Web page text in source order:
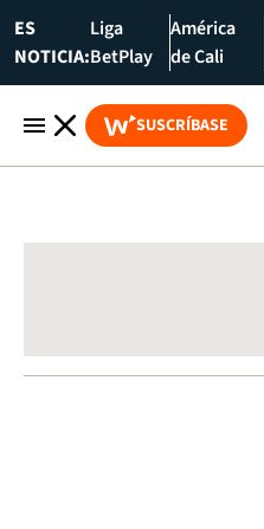
ES
NOTICIA:
Liga
BetPlay
América
de Cali
SUSCRÍBASE